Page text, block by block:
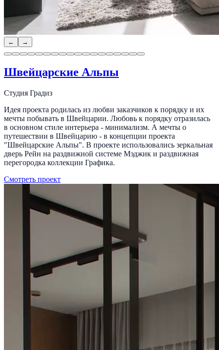
← →
Швейцарские Альпы
Студия Градиз
Идея проекта родилась из любви заказчиков к порядку и их
мечты побывать в Швейцарии. Любовь к порядку отразилась
в основном стиле интерьера - минимализм. А мечты о
путешествии в Швейцарию - в концепции проекта
"Швейцарские Альпы". В проекте использовались зеркальная
дверь Рейн на раздвижной системе Мэджик и раздвижная
перегородка коллекции Графика.
Смотреть проект